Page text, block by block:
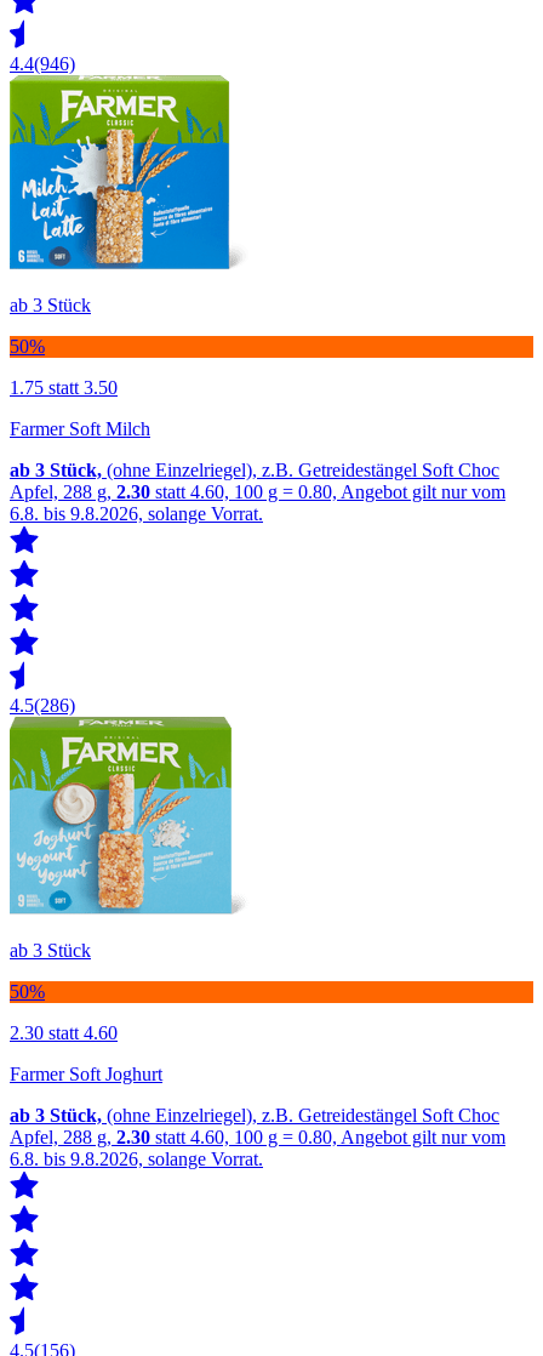
4.4(946)
ab 3 Stück
50%
1.75 statt 3.50
Farmer Soft Milch
ab 3 Stück, (ohne Einzelriegel), z.B. Getreidestängel Soft Choc
Apfel, 288 g, 2.30 statt 4.60, 100 g = 0.80, Angebot gilt nur vom
6.8. bis 9.8.2026, solange Vorrat.
4.5(286)
ab 3 Stück
50%
2.30 statt 4.60
Farmer Soft Joghurt
ab 3 Stück, (ohne Einzelriegel), z.B. Getreidestängel Soft Choc
Apfel, 288 g, 2.30 statt 4.60, 100 g = 0.80, Angebot gilt nur vom
6.8. bis 9.8.2026, solange Vorrat.
4.5(156)